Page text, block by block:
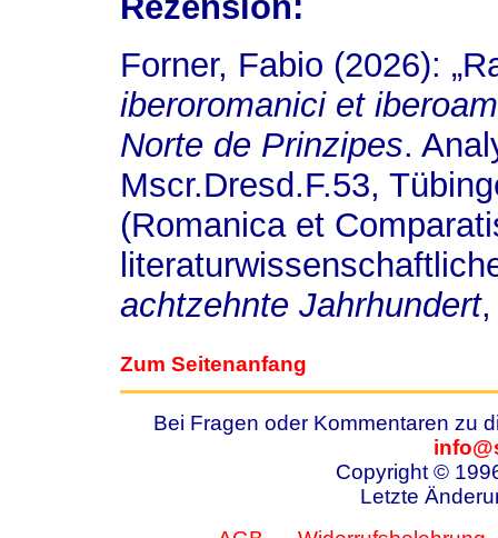
Forner, Fabio (2026):
iberoromanici et
Norte de Prinzipes.
Mscr.Dresd.F.53,
(Romanica et
achtzehnte Jahrhundert
Zum Seitenanfang
Bei Fragen oder Kommentaren zu
Copyright ©
Letzte